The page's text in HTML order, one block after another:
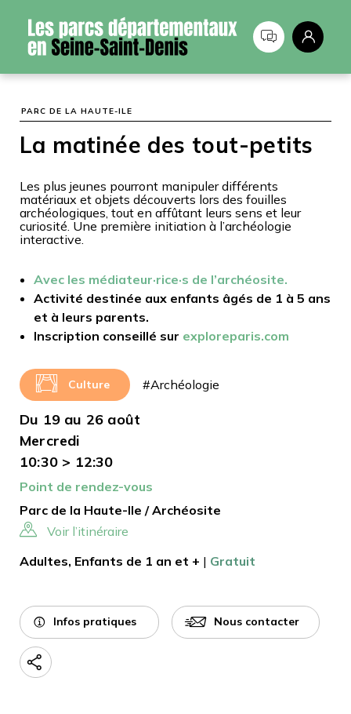
PARC DE LA HAUTE-ILE
La matinée des tout-petits
Les plus jeunes pourront manipuler différents
matériaux et objets découverts lors des fouilles
archéologiques, tout en affûtant leurs sens et leur
curiosité. Une première initiation à l’archéologie
interactive.
Avec les médiateur·rice·s de l’archéosite.
Activité destinée aux enfants âgés de 1 à 5 ans
et à leurs parents.
Inscription conseillé sur exploreparis.com
Culture #Archéologie
Du 19 au 26 août
Mercredi
10:30 > 12:30
Point de rendez-vous
Parc de la Haute-Ile / Archéosite
Voir l’itinéraire
Adultes, Enfants de 1 an et + | Gratuit
Infos pratiques Nous contacter